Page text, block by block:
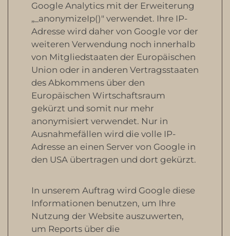
Google Analytics mit der Erweiterung
„_anonymizeIp()" verwendet. Ihre IP-
Adresse wird daher von Google vor der
weiteren Verwendung noch innerhalb
von Mitgliedstaaten der Europäischen
Union oder in anderen Vertragsstaaten
des Abkommens über den
Europäischen Wirtschaftsraum
gekürzt und somit nur mehr
anonymisiert verwendet. Nur in
Ausnahmefällen wird die volle IP-
Adresse an einen Server von Google in
den USA übertragen und dort gekürzt.
In unserem Auftrag wird Google diese
Informationen benutzen, um Ihre
Nutzung der Website auszuwerten,
um Reports über die